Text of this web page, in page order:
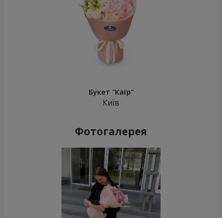
Букет "Каїр"
Київ
Фотогалерея